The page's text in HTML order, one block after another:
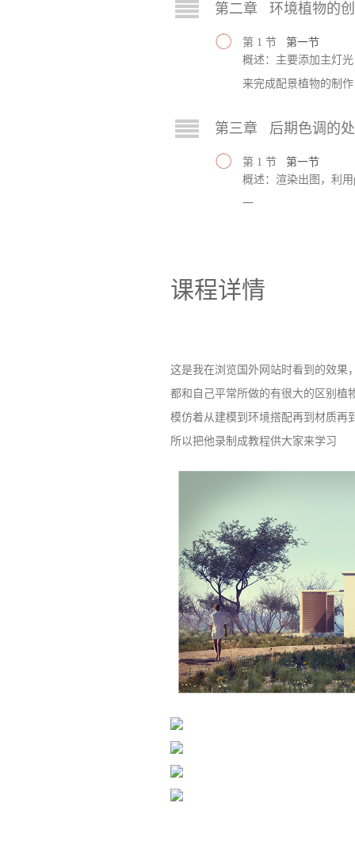
第二章 环境植物的
第 1 节 第一节
概述：主要添加主灯
来完成配景植物的制作
第三章 后期色调的
第 1 节 第一节
概述：渲染出图，利
一
课程详情
这是我在浏览国外网站时看到的效果
都和自己平常所做的有很大的区别植
模仿着从建模到环境搭配再到材质再
所以把他录制成教程供大家来学习